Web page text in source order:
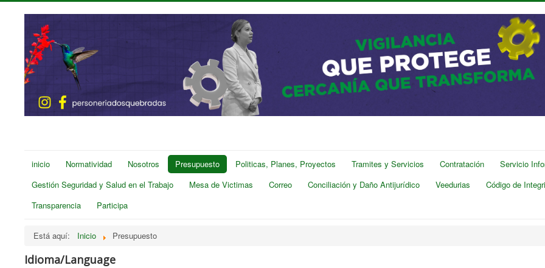
inicio Normatividad Nosotros Presupuesto Politicas, Planes, Proyectos Tramites y Servicios Contratación Servicio
Gestión Seguridad y Salud en el Trabajo
Mesa de Victimas Correo Conciliación y Daño Antijurídico Veedurias Código de
Transparencia
Participa
Está aquí: Inicio Presupuesto
Idioma/Language